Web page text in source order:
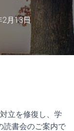
2月13日
立を修復し、学
読書会のご案内で